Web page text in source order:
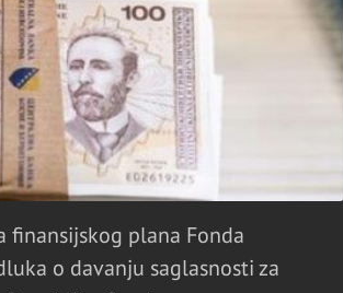
finansijskog plana Fonda
o davanju saglasnosti za